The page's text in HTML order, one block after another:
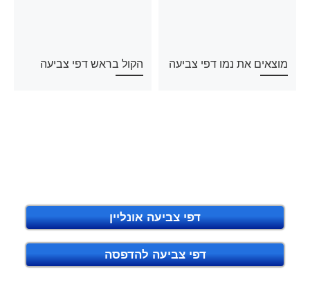
מוצאים את נמו דפי צביעה הקול בראש דפי צביעה
דפי צביעה אונליין
דפי צביעה להדפסה